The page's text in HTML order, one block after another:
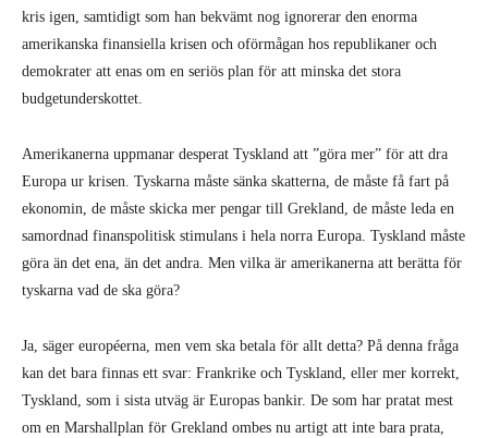
kris igen, samtidigt som han bekvämt nog ignorerar den enorma
amerikanska finansiella krisen och oförmågan hos republikaner och
demokrater att enas om en seriös plan för att minska det stora
budgetunderskottet.
Amerikanerna uppmanar desperat Tyskland att ”göra mer” för att dra
Europa ur krisen. Tyskarna måste sänka skatterna, de måste få fart på
ekonomin, de måste skicka mer pengar till Grekland, de måste leda en
samordnad finanspolitisk stimulans i hela norra Europa. Tyskland måste
göra än det ena, än det andra. Men vilka är amerikanerna att berätta för
tyskarna vad de ska göra?
Ja, säger européerna, men vem ska betala för allt detta? På denna fråga
kan det bara finnas ett svar: Frankrike och Tyskland, eller mer korrekt,
Tyskland, som i sista utväg är Europas bankir. De som har pratat mest
om en Marshallplan för Grekland ombes nu artigt att inte bara prata,